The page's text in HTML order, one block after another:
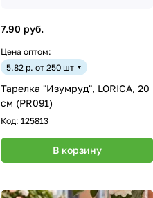
7.90 руб.
Цена оптом:
5.82 р. от 250 шт
Тарелка "Изумруд", LORICA, 20
см (PR091)
Код: 125813
В корзину